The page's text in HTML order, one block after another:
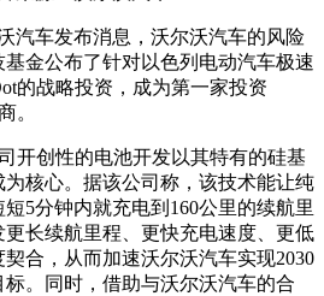
汽车发布消息，沃尔沃汽车的风险
金公布了针对以色列电动汽车极速
的战略投资，成为第一家投资
。
开创性的电池开发以其特有的硅基
核心。据该公司称，该技术能让纯
5分钟内就充电到160公里的续航里
长续航里程、更快充电速度、更低
合，从而加速沃尔沃汽车实现2030
。同时，借助与沃尔沃汽车的合